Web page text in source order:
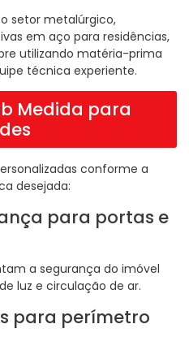
setor metalúrgico,
em aço para residências,
utilizando matéria-prima
técnica experiente.
Medida para
conforme a
desejada:
para portas e
a segurança do imóvel
luz e circulação de ar.
para perímetro